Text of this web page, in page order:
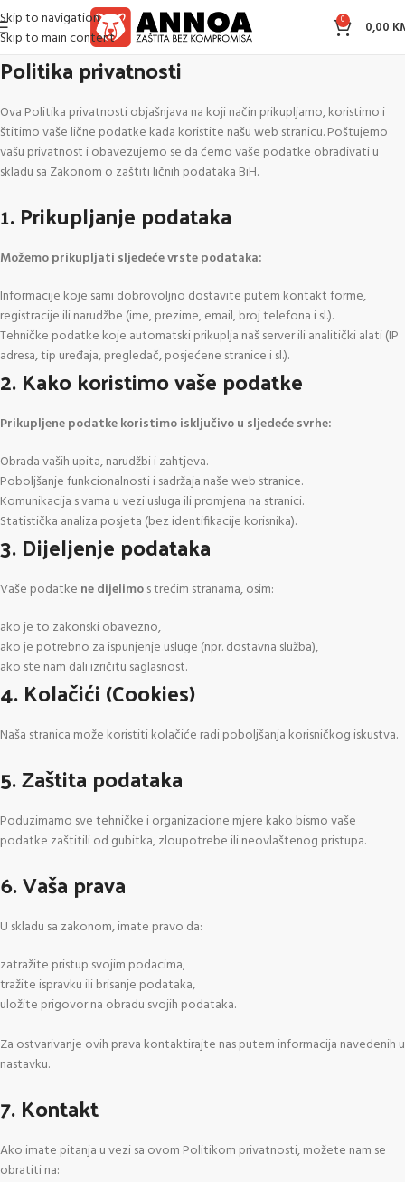
Skip to navigation
Skip to main content
0 0,00
Politika privatnosti
Ova Politika privatnosti objašnjava na koji način prikupljamo, koristimo i
štitimo vaše lične podatke kada koristite našu web stranicu. Poštujemo
vašu privatnost i obavezujemo se da ćemo vaše podatke obrađivati u
skladu sa Zakonom o zaštiti ličnih podataka BiH.
1. Prikupljanje podataka
Možemo prikupljati sljedeće vrste podataka:
Informacije koje sami dobrovoljno dostavite putem kontakt forme,
registracije ili narudžbe (ime, prezime, email, broj telefona i sl.).
Tehničke podatke koje automatski prikuplja naš server ili analitički alati (IP
adresa, tip uređaja, pregledač, posjećene stranice i sl.).
2. Kako koristimo vaše podatke
Prikupljene podatke koristimo isključivo u sljedeće svrhe:
Obrada vaših upita, narudžbi i zahtjeva.
Poboljšanje funkcionalnosti i sadržaja naše web stranice.
Komunikacija s vama u vezi usluga ili promjena na stranici.
Statistička analiza posjeta (bez identifikacije korisnika).
3. Dijeljenje podataka
Vaše podatke ne dijelimos trećim stranama, osim:
ako je to zakonski obavezno,
ako je potrebno za ispunjenje usluge (npr. dostavna služba),
ako ste nam dali izričitu saglasnost.
4. Kolačići (Cookies)
Naša stranica može koristiti kolačiće radi poboljšanja korisničkog iskustva.
5. Zaštita podataka
Poduzimamo sve tehničke i organizacione mjere kako bismo vaše
podatke zaštitili od gubitka, zloupotrebe ili neovlaštenog pristupa.
6. Vaša prava
U skladu sa zakonom, imate pravo da:
zatražite pristup svojim podacima,
tražite ispravku ili brisanje podataka,
uložite prigovor na obradu svojih podataka.
Za ostvarivanje ovih prava kontaktirajte nas putem informacija navedenih u
nastavku.
7. Kontakt
Ako imate pitanja u vezi sa ovom Politikom privatnosti, možete nam se
obratiti na: